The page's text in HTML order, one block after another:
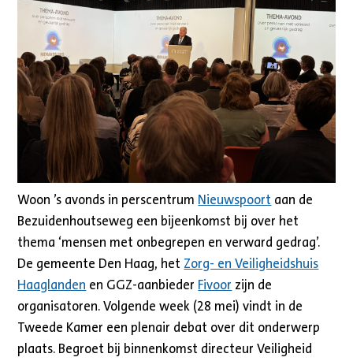
Woon ’s avonds in perscentrum Nieuwspoort aan de
Bezuidenhoutseweg een bijeenkomst bij over het
thema ‘mensen met onbegrepen en verward gedrag’.
De gemeente Den Haag, het Zorg- en Veiligheidshuis
Haaglanden en GGZ-aanbieder Fivoor zijn de
organisatoren. Volgende week (28 mei) vindt in de
Tweede Kamer een plenair debat over dit onderwerp
plaats. Begroet bij binnenkomst directeur Veiligheid